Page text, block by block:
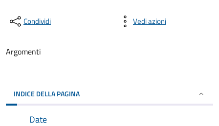
Condividi Vedi azioni
Argomenti
INDICE DELLA PAGINA
Date